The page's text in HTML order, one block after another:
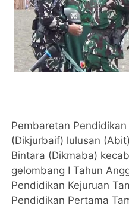
Pembaretan
(Dikjurbaif) lulusan
Bintara (Dikmaba)
gelombang I Tahun
Pendidikan Kejuruan
Pendidikan Pertama